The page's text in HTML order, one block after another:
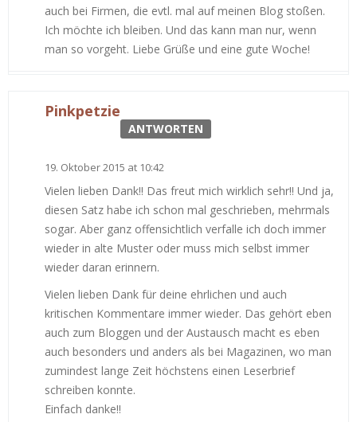
auch bei Firmen, die evtl. mal auf meinen Blog stoßen.
Ich möchte ich bleiben. Und das kann man nur, wenn
man so vorgeht. Liebe Grüße und eine gute Woche!
Pinkpetzie
ANTWORTEN
19. Oktober 2015 at 10:42
Vielen lieben Dank!! Das freut mich wirklich sehr!! Und ja,
diesen Satz habe ich schon mal geschrieben, mehrmals
sogar. Aber ganz offensichtlich verfalle ich doch immer
wieder in alte Muster oder muss mich selbst immer
wieder daran erinnern.
Vielen lieben Dank für deine ehrlichen und auch
kritischen Kommentare immer wieder. Das gehört eben
auch zum Bloggen und der Austausch macht es eben
auch besonders und anders als bei Magazinen, wo man
zumindest lange Zeit höchstens einen Leserbrief
schreiben konnte.
Einfach danke!!